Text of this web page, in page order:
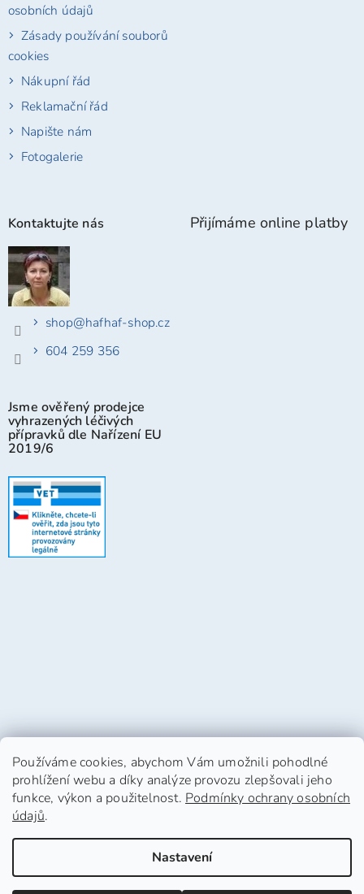
Používáme cookies, abychom Vám umožnili pohodlné
prohlížení webu a díky analýze provozu zlepšovali jeho
funkce, výkon a použitelnost. Podmínky ochrany osobních
údajů.
Nastavení
osobních údajů
Zásady používání souborů
cookies
Nákupní řád
Reklamační řád
Napište nám
Fotogalerie
Kontaktujte nás
shop@hafhaf-shop.cz
604 259 356
Jsme ověřený prodejce
vyhrazených léčivých
přípravků dle Nařízení EU
2019/6
Přijímáme online platby
Vytvořil Shoptet